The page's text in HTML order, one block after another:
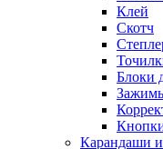
Клей
Скотч
Блоки
Карандаши